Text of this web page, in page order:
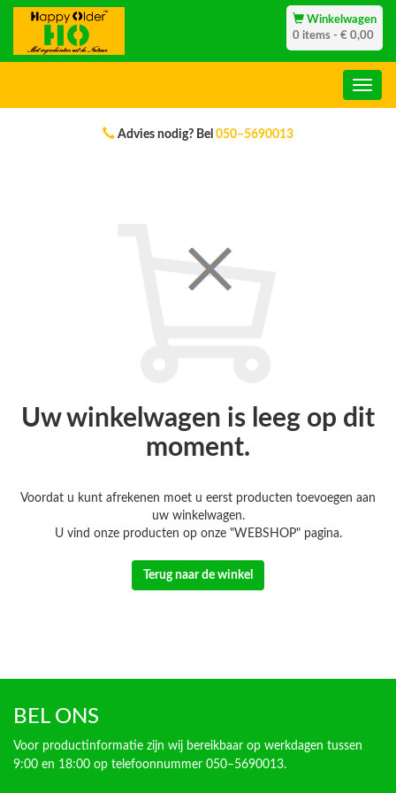
Winkelwagen
0 items - € 0,00
Advies nodig? Bel 050–5690013
Uw winkelwagen is leeg op dit
moment.
Voordat u kunt afrekenen moet u eerst producten toevoegen aan
uw winkelwagen.
U vind onze producten op onze "WEBSHOP" pagina.
Terug naar de winkel
BEL ONS
Voor productinformatie zijn wij bereikbaar op werkdagen tussen
9:00 en 18:00 op telefoonnummer 050–5690013.